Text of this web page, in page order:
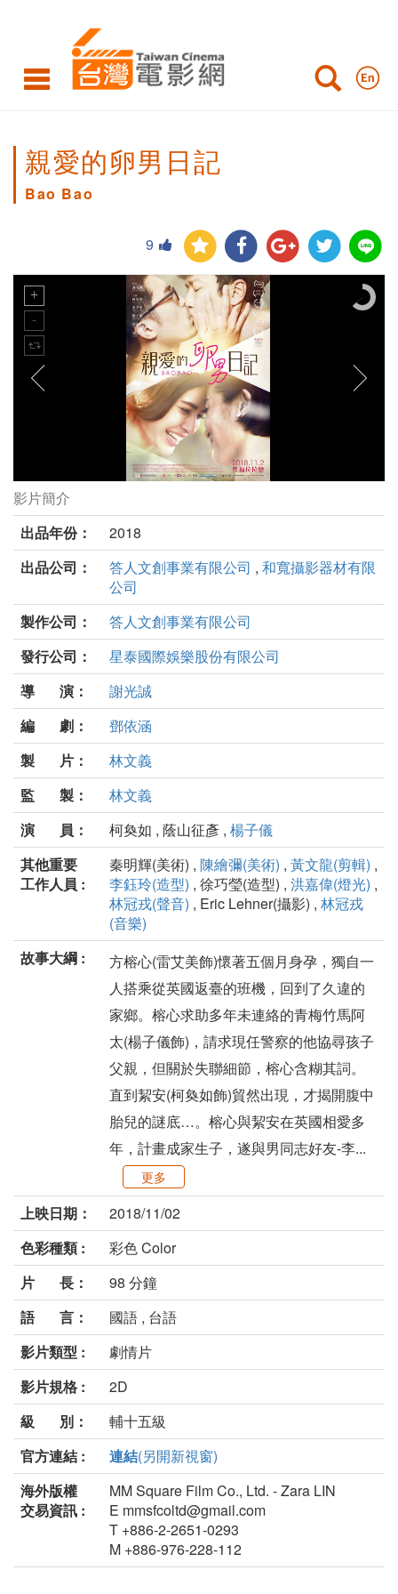
親愛的卵男日記
Bao Bao
9
親愛的卵男日記劇照
影片簡介
出品年份：
2018
出品公司：
答人文創事業有限公司 , 和寬攝影器材有限
公司
製作公司：
答人文創事業有限公司
發行公司：
星泰國際娛樂股份有限公司
導 演：
謝光誠
編 劇：
鄧依涵
製 片：
林文義
監 製：
林文義
演 員：
柯奐如 , 蔭山征彥 , 楊子儀
其他重要
工作人員 :
秦明輝(美術) , 陳繪彌(美術) , 黃文龍(剪輯) ,
李鈺玲(造型) , 徐巧瑩(造型) , 洪嘉偉(燈光) ,
林冠戎(聲音) , Eric Lehner(攝影) , 林冠戎
(音樂)
故事大綱 :
方榕心(雷艾美飾)懷著五個月身孕，獨自一
人搭乘從英國返臺的班機，回到了久違的
家鄉。榕心求助多年未連絡的青梅竹馬阿
太(楊子儀飾)，請求現任警察的他協尋孩子
父親，但關於失聯細節，榕心含糊其詞。
直到絜安(柯奐如飾)貿然出現，才揭開腹中
胎兒的謎底…。榕心與絜安在英國相愛多
年，計畫成家生子，遂與男同志好友-李...
更多
上映日期：
2018/11/02
色彩種類 :
彩色 Color
片 長：
98 分鐘
語 言：
國語 , 台語
影片類型 :
劇情片
影片規格 :
2D
級 別：
輔十五級
官方連結 :
連結(另開新視窗)
海外版權
交易資訊 :
MM Square Film Co., Ltd. - Zara LIN
E mmsfcoltd@gmail.com
T +886-2-2651-0293
M +886-976-228-112